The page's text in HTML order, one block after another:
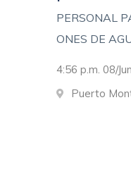
PERSONAL
ONES DE
4:56 p.m. 08/
Puerto